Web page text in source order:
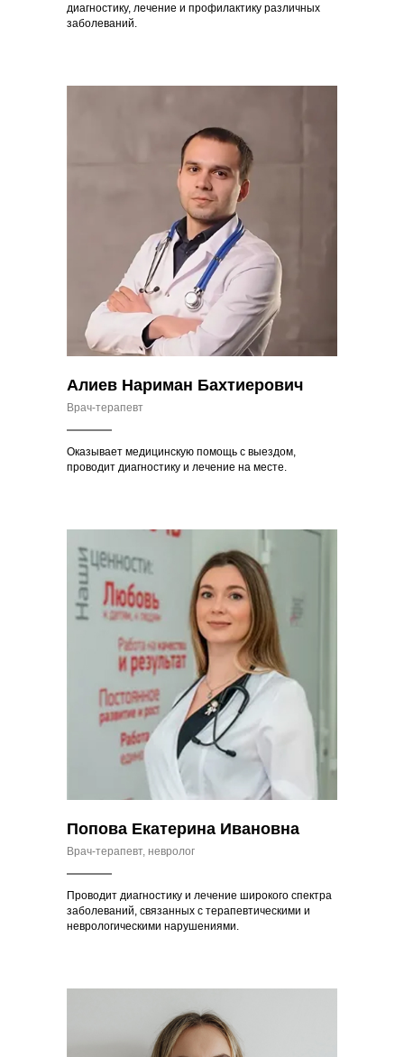
диагностику, лечение и профилактику различных
заболеваний.
Алиев Нариман Бахтиерович
Врач-терапевт
Оказывает медицинскую помощь с выездом,
проводит диагностику и лечение на месте.
Попова Екатерина Ивановна
Врач-терапевт, невролог
Проводит диагностику и лечение широкого спектра
заболеваний, связанных с терапевтическими и
неврологическими нарушениями.